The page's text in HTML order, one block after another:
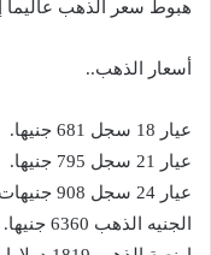
هبوط سعر الذهب عاليما إلى 1818 دولار
أسعار الذهب..
عيار 18 سجل 681 جنيها.
عيار 21 سجل 795 جنيها.
عيار 24 سجل 908 جنيهات.
الجنيه الذهب 6360 جنيها.